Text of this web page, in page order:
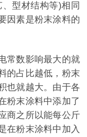
型材结构等)相同
因素是粉末涂料的
常数影响最大的就
的占比越低，粉末
也就越大。由于各
粉末涂料中添加了
商之所以能每公斤
在粉末涂料中加入